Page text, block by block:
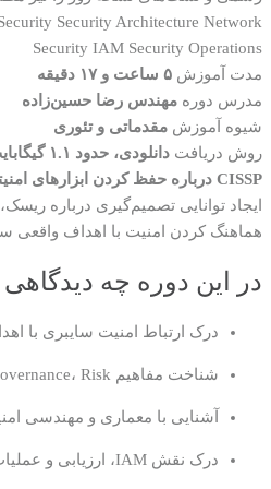
Security Architecture Network
Security IAM Security Operations
مدت آموزش ۵ ساعت و ۱۷ دقیقه
مدرس دوره مهندس رضا حسین‌زاده
شیوه آموزش مقدماتی و تئوری
روش دریافت دانلودی، حدود ۱.۱ گیگابایت
CISSP درباره حفظ کردن ابزارهای امنیتی نیست.
ایجاد توانایی تصمیم‌گیری درباره
هماهنگ کردن امنیت با اهداف واقعی
در این دوره چه
درک ارتباط امنیت سایبری با
شناخت مفاهیم Governance، Risk و Compliance
آشنایی با معماری و مهندسی
درک نقش IAM، ارزیابی و عملیات امنیتی